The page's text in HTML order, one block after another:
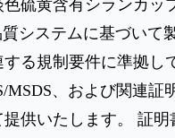
硫黄含有シランカッ
質システムに基づいて
る規制要件に準拠し
MSDS、および関連証
提供いたします。 証明